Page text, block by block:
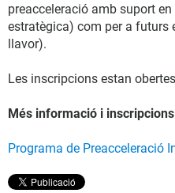
preacceleració amb suport
estratègica) com per a futurs
llavor).
Les inscripcions estan obertes
Més informació i
Programa de Preacceleració